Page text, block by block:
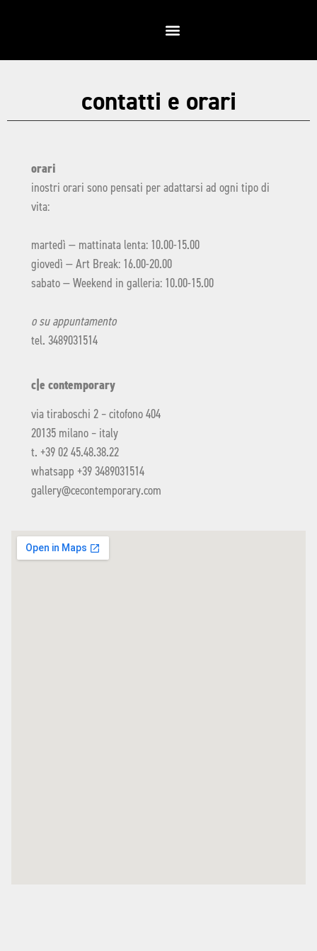
contatti e orari
orari
inostri orari sono pensati per adattarsi ad ogni tipo di
vita:
martedì — mattinata lenta: 10.00-15.00
giovedì — Art Break: 16.00-20.00
sabato — Weekend in galleria: 10.00-15.00
o su appuntamento
tel. 3489031514
c|e contemporary
via tiraboschi 2 – citofono 404
20135 milano – italy
t. +39 02 45.48.38.22
whatsapp +39 3489031514
gallery@cecontemporary.com